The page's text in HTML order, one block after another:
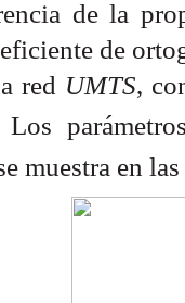
de la
de
red UMTS,
muestra en